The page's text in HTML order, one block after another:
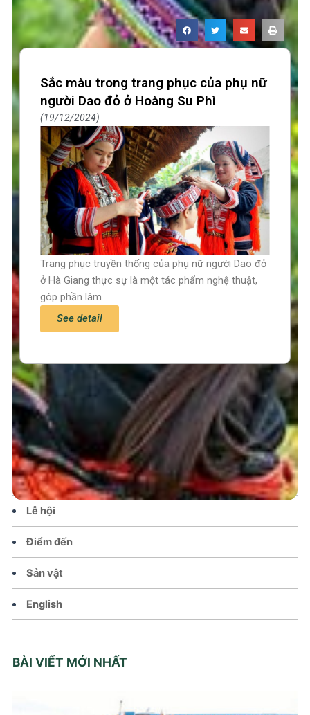
Trang chủ
Tin tức – Sự kiện
Chính sách
Văn hoá – Đời sống
Lễ hội
Điểm đến
Sản vật
English
BÀI VIẾT MỚI NHẤT
Sắc màu trong trang phục của phụ nữ
người Dao đỏ ở Hoàng Su Phì
19/12/2024
Trang phục truyền thống của phụ nữ người Dao đỏ
ở Hà Giang thực sự là một tác phẩm nghệ thuật,
góp phần làm
See detail